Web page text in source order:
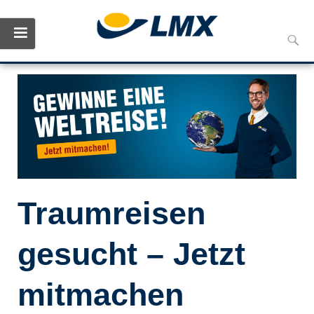
to
Traumreisen
gesucht – Jetzt
mitmachen